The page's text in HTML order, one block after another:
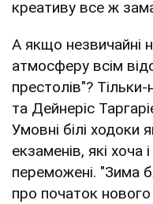
креативу все ж
А якщо незвичайні
атмосферу всім
престолів"?
та Дейнеріс
Умовні білі ходоки
екзаменів, які
переможені. "Зима
про початок